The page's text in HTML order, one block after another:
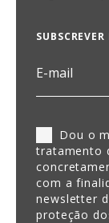
Dou o
tratamento
com a
newsletter
proteção